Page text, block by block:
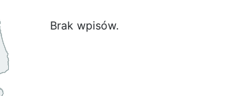
Brak wpisów.